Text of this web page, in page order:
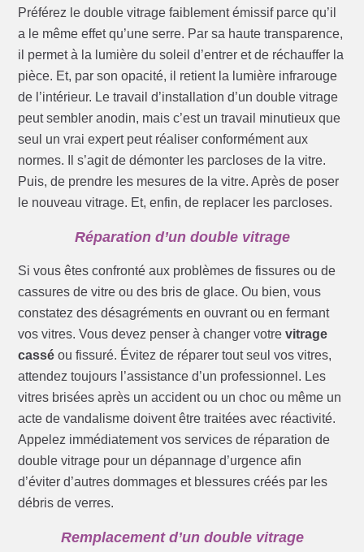
Préférez le double vitrage faiblement émissif parce qu’il
a le même effet qu’une serre. Par sa haute transparence,
il permet à la lumière du soleil d’entrer et de réchauffer la
pièce. Et, par son opacité, il retient la lumière infrarouge
de l’intérieur. Le travail d’installation d’un double vitrage
peut sembler anodin, mais c’est un travail minutieux que
seul un vrai expert peut réaliser conformément aux
normes. Il s’agit de démonter les parcloses de la vitre.
Puis, de prendre les mesures de la vitre. Après de poser
le nouveau vitrage. Et, enfin, de replacer les parcloses.
Réparation d’un double vitrage
Si vous êtes confronté aux problèmes de fissures ou de
cassures de vitre ou des bris de glace. Ou bien, vous
constatez des désagréments en ouvrant ou en fermant
vos vitres. Vous devez penser à changer votrevitrage
cassé ou fissuré. Évitez de réparer tout seul vos vitres,
attendez toujours l’assistance d’un professionnel. Les
vitres brisées après un accident ou un choc ou même un
acte de vandalisme doivent être traitées avec réactivité.
Appelez immédiatement vos services de réparation de
double vitrage pour un dépannage d’urgence afin
d’éviter d’autres dommages et blessures créés par les
débris de verres.
Remplacement d’un double vitrage